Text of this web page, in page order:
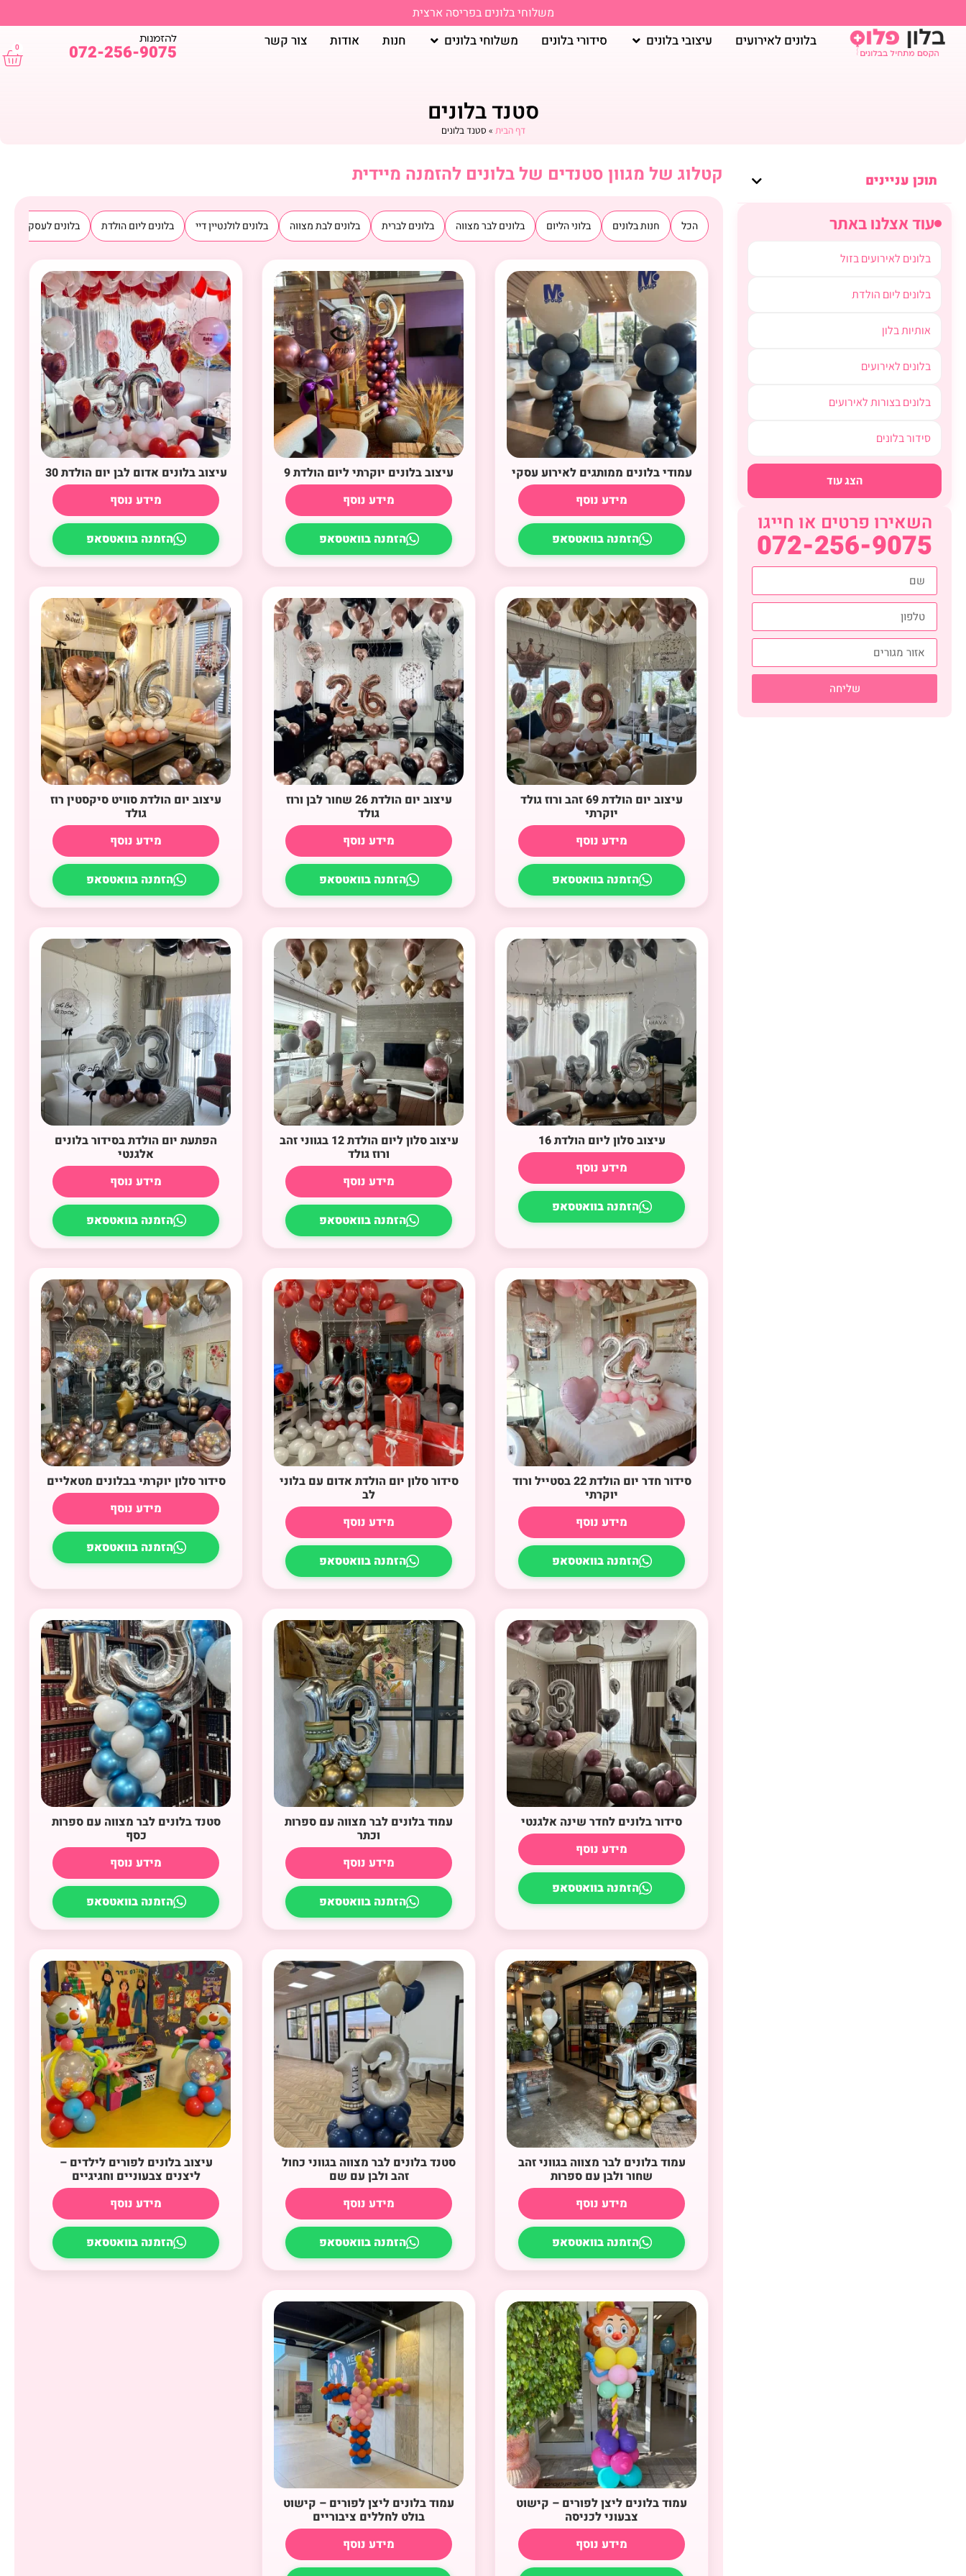
משלוחי בלונים בפריסה ארצית
בלונים לאירועים עיצובי בלונים סידורי בלונים משלוחי בלונים חנות אודות צור קשר 0
להזמנות
072-256-9075
סטנד בלונים
דף הבית » סטנד בלונים
תוכן עניינים
עוד אצלנו באתר
בלונים לאירועים בזול
בלונים ליום הולדת
אותיות בלון
בלונים לאירועים
בלונים בצורות לאירועים
סידור בלונים
הצג עוד
השאירו פרטים או חייגו
072-256-9075
שליחה
קטלוג של מגוון סטנדים של בלונים להזמנה מיידית
הכל חנות בלונים בלוני הליום בלונים לבר מצווה בלונים לברית בלונים לבת מצווה בלונים לולנטיין דיי בלונים ליום הולדת בלונים לעסקים
עמודי בלונים ממותגים לאירוע עסקי
מידע נוסף
הזמנה בוואטסאפ
עיצוב בלונים יוקרתי ליום הולדת 9
מידע נוסף
הזמנה בוואטסאפ
עיצוב בלונים אדום לבן יום הולדת 30
מידע נוסף
הזמנה בוואטסאפ
עיצוב יום הולדת 69 זהב ורוז גולד
יוקרתי
מידע נוסף
הזמנה בוואטסאפ
עיצוב יום הולדת 26 שחור לבן ורוז
גולד
מידע נוסף
הזמנה בוואטסאפ
עיצוב יום הולדת סוויט סיקסטין רוז
גולד
מידע נוסף
הזמנה בוואטסאפ
עיצוב סלון ליום הולדת 16
מידע נוסף
הזמנה בוואטסאפ
עיצוב סלון ליום הולדת 12 בגווני זהב
ורוז גולד
מידע נוסף
הזמנה בוואטסאפ
הפתעת יום הולדת בסידור בלונים
אלגנטי
מידע נוסף
הזמנה בוואטסאפ
סידור חדר יום הולדת 22 בסטייל ורוד
יוקרתי
מידע נוסף
הזמנה בוואטסאפ
סידור סלון יום הולדת אדום עם בלוני
לב
מידע נוסף
הזמנה בוואטסאפ
סידור סלון יוקרתי בבלונים מטאליים
מידע נוסף
הזמנה בוואטסאפ
סידור בלונים לחדר שינה אלגנטי
מידע נוסף
הזמנה בוואטסאפ
עמוד בלונים לבר מצווה עם ספרות
וכתר
מידע נוסף
הזמנה בוואטסאפ
סטנד בלונים לבר מצווה עם ספרות
כסף
מידע נוסף
הזמנה בוואטסאפ
עמוד בלונים לבר מצווה בגווני זהב
שחור ולבן עם ספרות
מידע נוסף
הזמנה בוואטסאפ
סטנד בלונים לבר מצווה בגווני כחול
זהב ולבן עם שם
מידע נוסף
הזמנה בוואטסאפ
עיצוב בלונים לפורים לילדים –
ליצנים צבעוניים וחגיגיים
מידע נוסף
הזמנה בוואטסאפ
עמוד בלונים ליצן לפורים – קישוט
צבעוני לכניסה
מידע נוסף
עמוד בלונים ליצן לפורים – קישוט
בולט לחללים ציבוריים
מידע נוסף